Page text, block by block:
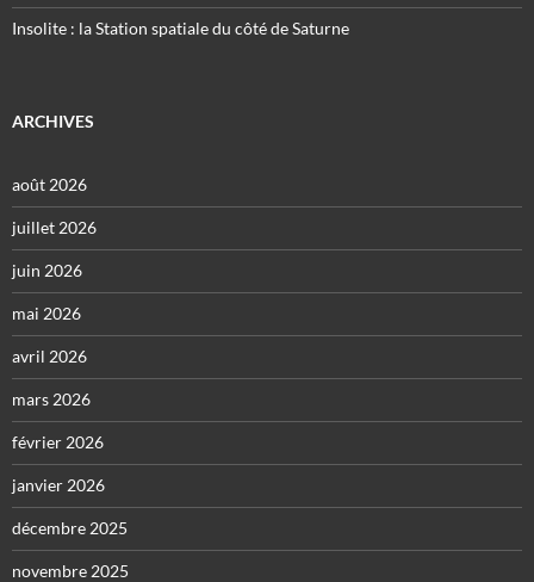
Insolite : la Station spatiale du côté de Saturne
ARCHIVES
août 2026
juillet 2026
juin 2026
mai 2026
avril 2026
mars 2026
février 2026
janvier 2026
décembre 2025
novembre 2025